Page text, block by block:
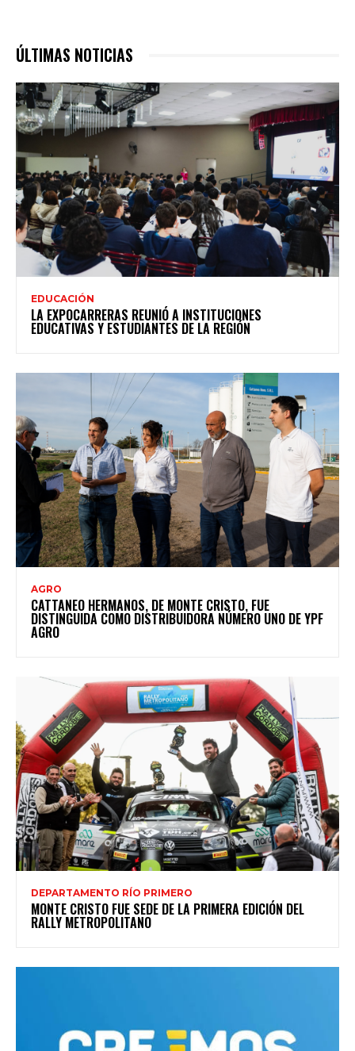
ÚLTIMAS NOTICIAS
EDUCACIÓN
LA EXPOCARRERAS REUNIÓ A INSTITUCIONES
EDUCATIVAS Y ESTUDIANTES DE LA REGIÓN
AGRO
CATTANEO HERMANOS, DE MONTE CRISTO, FUE
DISTINGUIDA COMO DISTRIBUIDORA NÚMERO UNO DE YPF
AGRO
DEPARTAMENTO RÍO PRIMERO
MONTE CRISTO FUE SEDE DE LA PRIMERA EDICIÓN DEL
RALLY METROPOLITANO